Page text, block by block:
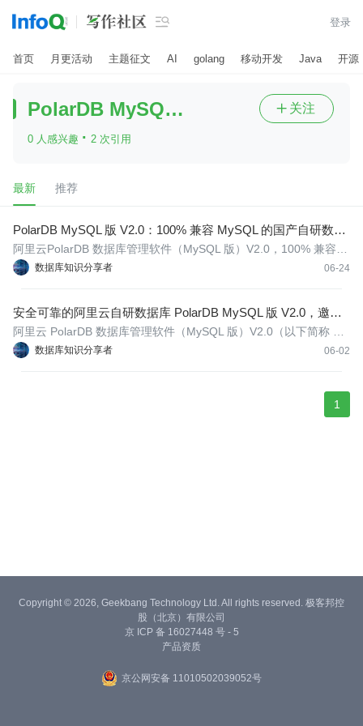
 登录
首页 月更活动 主题征文 AI golang 移动开发 Java 开源
PolarDB MySQL版V2.0
0 人感兴趣 · 2 次引用
 关注
最新 推荐
PolarDB MySQL 版 V2.0：100% 兼容 MySQL 的国产自研数据
库介绍
数据库知识分享者 06-24
阿里云PolarDB 数据库管理软件（MySQL 版）V2.0，100% 兼容 M
ySQL的国产自研数据库。点此查看详情
安全可靠的阿里云自研数据库 PolarDB MySQL 版 V2.0，邀您
免费体验！
数据库知识分享者 06-02
阿里云 PolarDB 数据库管理软件（MySQL 版）V2.0（以下简称 Pol
arDB MySQL 版 V2.0）是阿里云完全自主研发的云原生数据库产
1
Copyright © 2026, Geekbang Technology Ltd. All rights reserved. 极客邦控
股（北京）有限公司
京 ICP 备 16027448 号 - 5
产品资质
京公网安备 11010502039052号